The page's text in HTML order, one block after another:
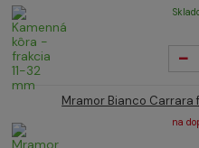
Mramor Bianco Carrara
na